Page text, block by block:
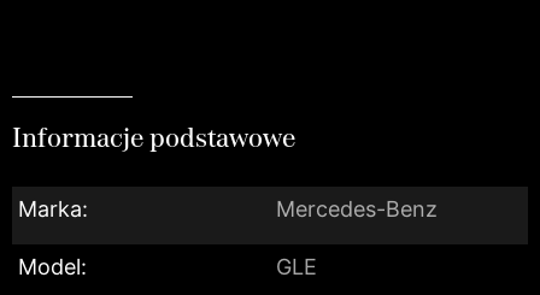
Informacje podstawowe
Marka: Mercedes-Benz
Model: GLE